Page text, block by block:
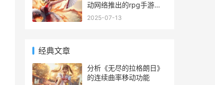
动网络推出的rpg手游，
游戏告别了传统的单人操
戏使用了全3d的画面，
2025-07-13
经典文章
分析《无尽的拉格朗日》
的连续曲率移动功能